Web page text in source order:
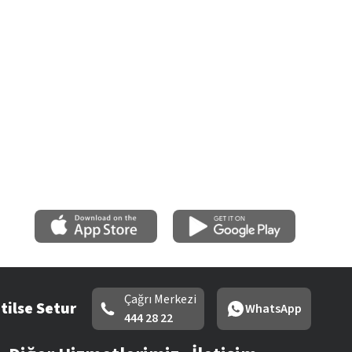
Setur
Çağrı Merkezi
444 28 22
WhatsApp